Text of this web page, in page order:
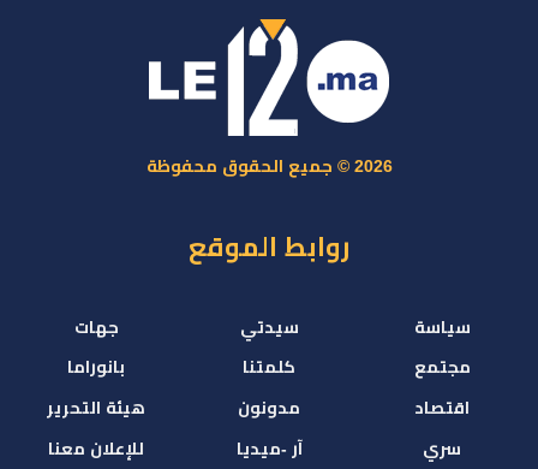
2026 © جميع الحقوق محفوظة
روابط الموقع
سياسة
مجتمع
اقتصاد
سري
سيدتي
كلمتنا
مدونون
آر -ميديا
جهات
بانوراما
هيئة التحرير
للإعلان معنا